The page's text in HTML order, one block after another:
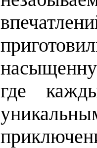
где